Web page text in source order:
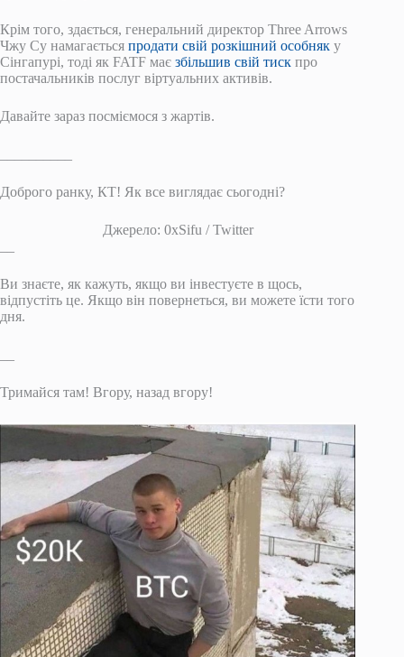
Крім того, здається, генеральний директор Three Arrows
Чжу Су намагається продати свій розкішний особняк у
Сінгапурі, тоді як FATF має збільшив свій тиск про
постачальників послуг віртуальних активів.
Давайте зараз посміємося з жартів.
Доброго ранку, КТ! Як все виглядає сьогодні?
Джерело: 0xSifu / Twitter
Ви знаєте, як кажуть, якщо ви інвестуєте в щось,
відпустіть це. Якщо він повернеться, ви можете їсти того
дня.
Тримайся там! Вгору, назад вгору!